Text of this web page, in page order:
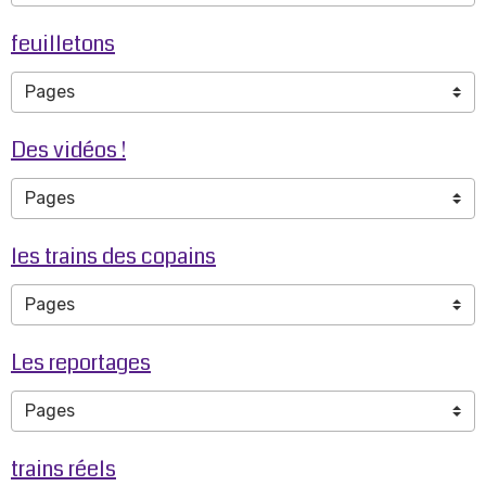
feuilletons
Des vidéos !
les trains des copains
Les reportages
trains réels